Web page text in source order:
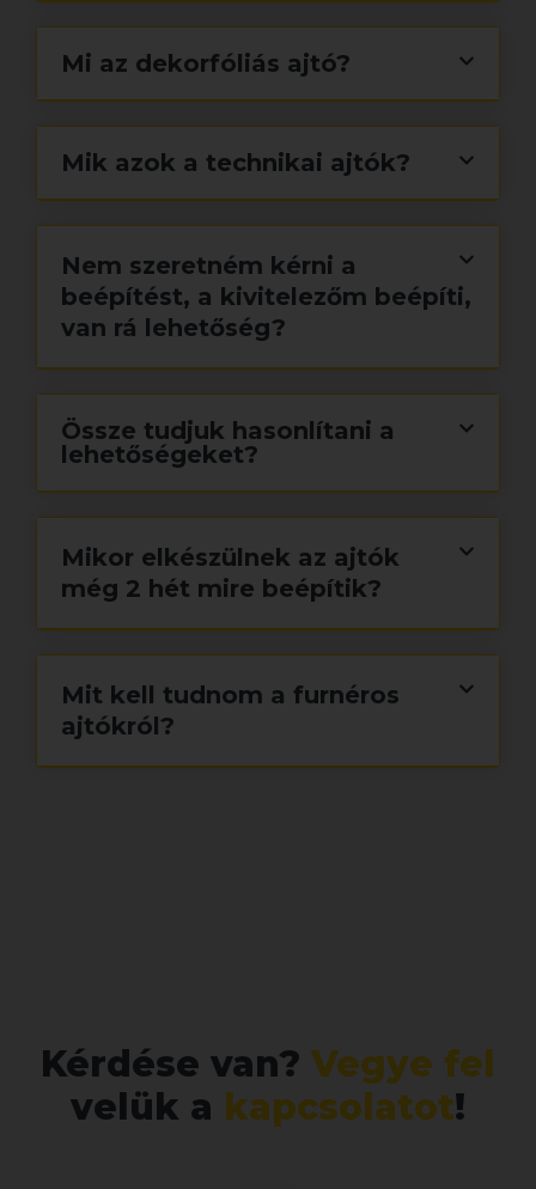
Mi az dekorfóliás ajtó?
Mik azok a technikai ajtók?
Nem szeretném kérni a
beépítést, a kivitelezőm beépíti,
van rá lehetőség?
Össze tudjuk hasonlítani a
lehetőségeket?
Mikor elkészülnek az ajtók
még 2 hét mire beépítik?
Mit kell tudnom a furnéros
ajtókról?
Kérdése van? Vegye fel
velük a kapcsolatot!